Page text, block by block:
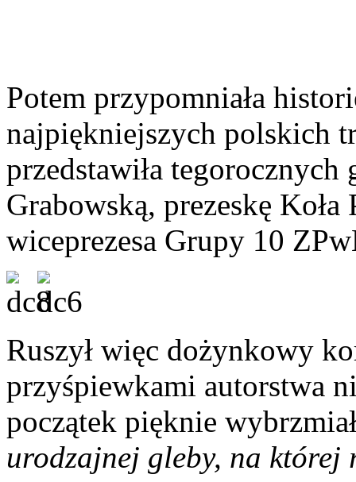
Potem przypomniała
najpiękniejszych polskich
przedstawiła
Grabowską, prezeskę
wiceprezesa Grupy 10
Ruszył więc dożynkowy
przyśpiewkami autorstwa
początek pięknie
urodzajnej gleby, na której